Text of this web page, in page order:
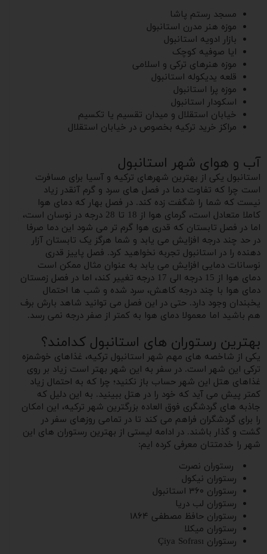
مسجد رستم پاشا
موزه هنر مدرن استانبول
بازار ادویه استانبول
ایا صوفیه کوچک
موزه هنرهای ترکی و اسلامی
قلعه یدیکوله استانبول
موزه پرا استانبول
اسکودار استانبول
خیابان استقلال و میدان تقسیم یا تکسیم
مراکز خرید ترکیه بخصوص در خیابان استقلال
آب و هوای شهر استانبول
استانبول یکی از بهترین شهرهای ترکیه و آسیا برای مسافرت
است چرا که تفاوت دما در فصل های سرد و گرم آنقدر زیاد
نیست که شما را شگفت زده کند. در فصل بهار که دمای هوا
کاملا متعادل است، گرمای هوا از 18 تا 28 درجه در نوسان است،
اما در فصل تابستان که قدری هوا گرم تر می شود این دما صرفا
در حد چند درجه افزایش می یابد و شما هرگز یک تابستان آزار
دهنده را در استانبول تجربه نخواهید کرد. فصل پاییز قدری
نوسانات دمایی افزایش می یابد به عنوان مثال ممکن است
دمای هوا از 15 درجه الی 17 درجه تغییر کند، اما در فصل زمستان
دمای هوا با چند درجه کاهش، سرد شده و شب ها احتمال
یخبندان وجود دارد. حتی در این فصل می توانید شاهد بارش برف
هم باشید اما معمولا دمای هوا به کمتر از صفر درجه نمی رسد.
بهترین رستوران های استانبول کدامند؟
یکی از شاخصه های مهم شهر استانبول ترکیه، غذاهای خوشمزه
ترکی این شهر است. در سفر به این شهر بهتر است زیاد بر روی
غذاهای هتل این شهر حساب باز نکنید؛ چرا که به احتمال زیاد
کمتر پیش می آید که خود را در هتل ببینید. به این دلیل که
جاذبه های گردشگری فوق العاده بزرگترین شهر ترکیه، این امکان
را برای گردشگران فراهم می کند تا در تمامی روزهای سفر در
گشت و گذار باشند. در ادامه لیستی از بهترین رستوران های این
شهر را خدمتتان معرفی کرده ایم:
رستوران نصرت
رستوران نیکول
رستوران ۳۶۰ استانبول
رستوران لب دریا
رستوران حافظ مصطفی ۱۸۶۴
رستوران میکلا
رستوران Çiya Sofrası